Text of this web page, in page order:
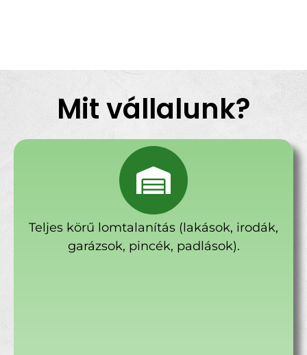
Mit vállalunk?
Teljes körű lomtalanítás (lakások, irodák,
garázsok, pincék, padlások).